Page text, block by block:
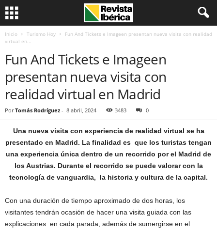
Inicio Turismo Hoy
Fun And Tickets e Imageen presentan nueva visita con realidad
virtual en...
Fun And Tickets e Imageen
presentan nueva visita con
realidad virtual en Madrid
Por Tomás Rodríguez - 8 abril, 2024 3483 0
Una nueva visita con experiencia de realidad virtual se ha
presentado en Madrid. La finalidad es que los turistas tengan
una experiencia única dentro de un recorrido por el Madrid de
los Austrias. Durante el recorrido se puede valorar con la
tecnología de vanguardia, la historia y cultura de la capital.
Con una duración de tiempo aproximado de dos horas, los
visitantes tendrán ocasión de hacer una visita guiada con las
explicaciones en cada parada, además de sumergirse en el